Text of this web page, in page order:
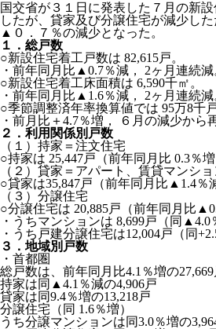
国交省が３１日に発表した７月の新
したが、貸家及び分譲住宅が減少し
▲０．７％の減少となった。
１．総戸数
○新設住宅着工戸数は 82,615戸。
・前年同月比▲0.7％減， 2ヶ月連続減
○新設住宅着工床面積は 6,590千㎡。
・前年同月比▲1.6％減， 2ヶ月連続減
○季節調整済年率換算値では 95万8千戸
・前月比＋4.7％増， ６月の減少から
２．利用関係別戸数
（１）持家＝注文住宅
○持家は 25,447戸（前年同月比 0.3％
（２）貸家＝アパート、賃貸マンシ
○貸家は35,847戸（前年同月比▲1.4％
（３）分譲住宅
○分譲住宅は 20,885戸（前年同月比
・うちマンションは 8,699戸（同▲4.0
・うち戸建分譲住宅は12,004戸（同
３．地域別戸数
・首都圏
総戸数は、前年同月比4.1％増の27,669
持家は同▲4.1％減の4,906戸
貸家は同9.4％増の13,218戸
分譲住宅（同 1.6％増）
うち分譲マンションは同3.0％増の